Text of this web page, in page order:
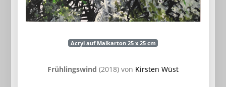
Acryl auf Malkarton 25 x 25 cm
Frühlingswind (2018) von Kirsten Wüst